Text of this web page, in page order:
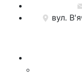
вул.